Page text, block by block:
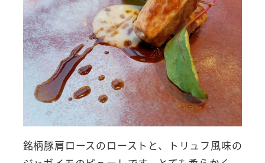
銘柄豚肩ロースのローストと、トリュフ風味の